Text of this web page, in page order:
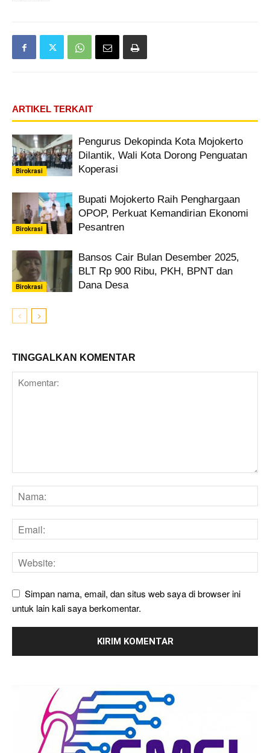
ARTIKEL TERKAIT
Birokrasi
Pengurus Dekopinda Kota Mojokerto
Dilantik, Wali Kota Dorong Penguatan
Koperasi
Birokrasi
Bupati Mojokerto Raih Penghargaan
OPOP, Perkuat Kemandirian Ekonomi
Pesantren ‎
Birokrasi
Bansos Cair Bulan Desember 2025,
BLT Rp 900 Ribu, PKH, BPNT dan
Dana Desa
TINGGALKAN KOMENTAR
Simpan nama, email, dan situs web saya di browser ini
untuk lain kali saya berkomentar.